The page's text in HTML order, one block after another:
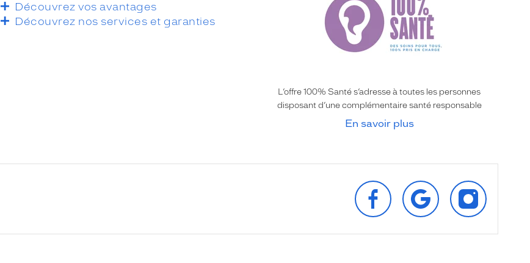
Découvrez vos avantages
Découvrez nos services et garanties
L’offre 100% Santé s’adresse à toutes les personnes
disposant d’une complémentaire santé responsable
En savoir plus
SUIVEZ‑NOUS
SUR
FACEBOOK
RETROUVEZ‑NOUS
SUR
GOOGLE
SUR
INSTAGRAM